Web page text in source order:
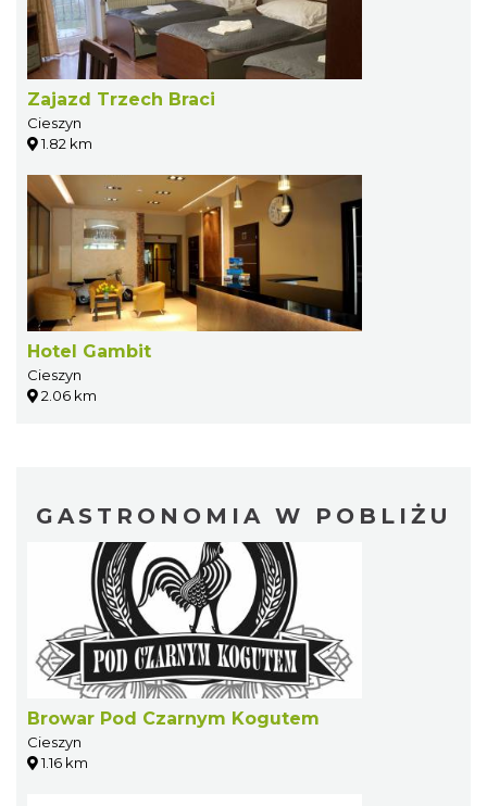
Zajazd Trzech Braci
Cieszyn
1.82 km
Hotel Gambit
Cieszyn
2.06 km
GASTRONOMIA W POBLIŻU
Browar Pod Czarnym Kogutem
Cieszyn
1.16 km